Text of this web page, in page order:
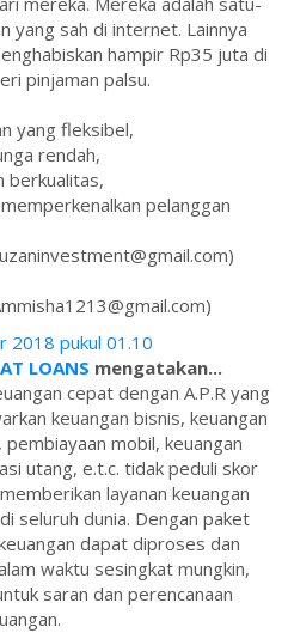
yang sah di internet. Lainnya
hampir Rp35 juta di
pinjaman palsu.
yang fleksibel,
rendah,
berkualitas,
pelanggan
2018 pukul 01.10
LOANS mengatakan...
cepat dengan A.P.R yang
keuangan bisnis, keuangan
mobil, keuangan
utang, e.t.c. tidak peduli skor
layanan keuangan
seluruh dunia. Dengan paket
dapat diproses dan
waktu sesingkat mungkin,
saran dan perencanaan